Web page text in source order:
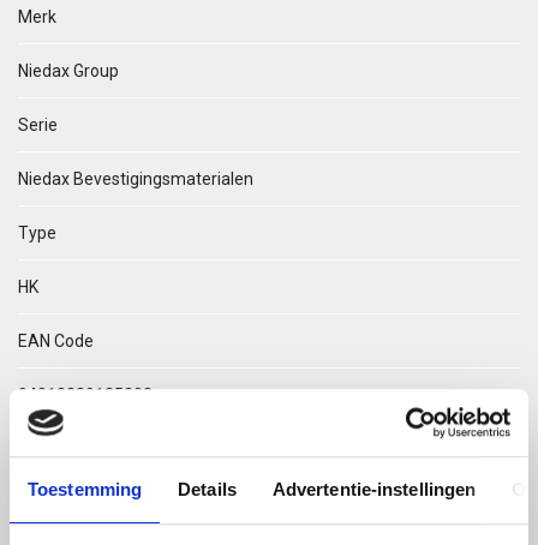
Toestemming Details Advertentie-instellingen
Merk
Niedax Group
Serie
Niedax Bevestigingsmaterialen
Type
HK
EAN Code
04013339125203
HK 616/50 T-BOUT